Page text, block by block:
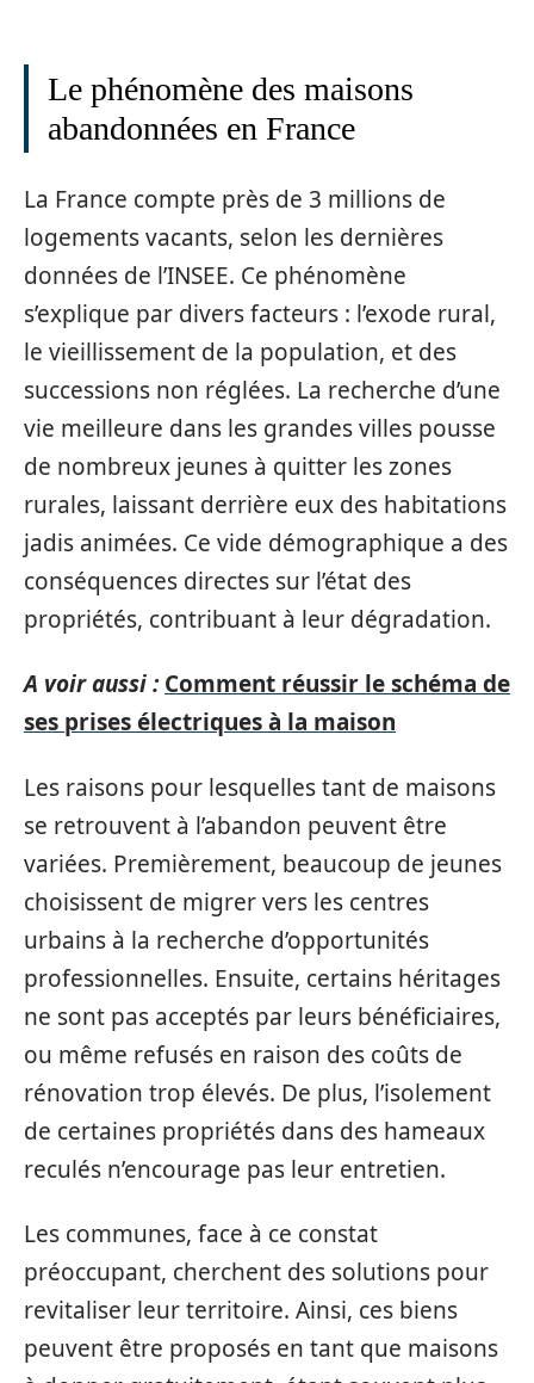
Le phénomène des maisons
abandonnées en France
La France compte près de 3 millions de
logements vacants, selon les dernières
données de l’INSEE. Ce phénomène
s’explique par divers facteurs : l’exode rural,
le vieillissement de la population, et des
successions non réglées. La recherche d’une
vie meilleure dans les grandes villes pousse
de nombreux jeunes à quitter les zones
rurales, laissant derrière eux des habitations
jadis animées. Ce vide démographique a des
conséquences directes sur l’état des
propriétés, contribuant à leur dégradation.
A voir aussi : Comment réussir le schéma de
ses prises électriques à la maison
Les raisons pour lesquelles tant de maisons
se retrouvent à l’abandon peuvent être
variées. Premièrement, beaucoup de jeunes
choisissent de migrer vers les centres
urbains à la recherche d’opportunités
professionnelles. Ensuite, certains héritages
ne sont pas acceptés par leurs bénéficiaires,
ou même refusés en raison des coûts de
rénovation trop élevés. De plus, l’isolement
de certaines propriétés dans des hameaux
reculés n’encourage pas leur entretien.
Les communes, face à ce constat
préoccupant, cherchent des solutions pour
revitaliser leur territoire. Ainsi, ces biens
peuvent être proposés en tant que maisons